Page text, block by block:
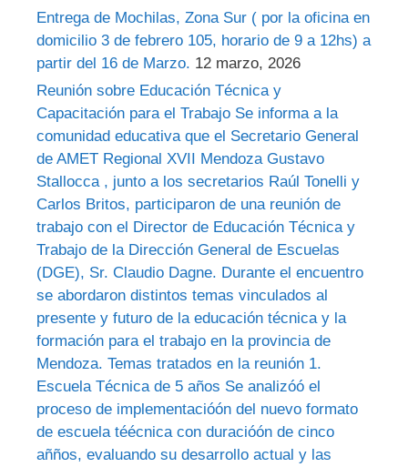
Entrega de Mochilas, Zona Sur ( por la oficina en
domicilio 3 de febrero 105, horario de 9 a 12hs) a
partir del 16 de Marzo. 12 marzo, 2026
Reunión sobre Educación Técnica y
Capacitación para el Trabajo Se informa a la
comunidad educativa que el Secretario General
de AMET Regional XVII Mendoza Gustavo
Stallocca , junto a los secretarios Raúl Tonelli y
Carlos Britos, participaron de una reunión de
trabajo con el Director de Educación Técnica y
Trabajo de la Dirección General de Escuelas
(DGE), Sr. Claudio Dagne. Durante el encuentro
se abordaron distintos temas vinculados al
presente y futuro de la educación técnica y la
formación para el trabajo en la provincia de
Mendoza. Temas tratados en la reunión 1.
Escuela Técnica de 5 años Se analizóó el
proceso de implementacióón del nuevo formato
de escuela téécnica con duracióón de cinco
añños, evaluando su desarrollo actual y las